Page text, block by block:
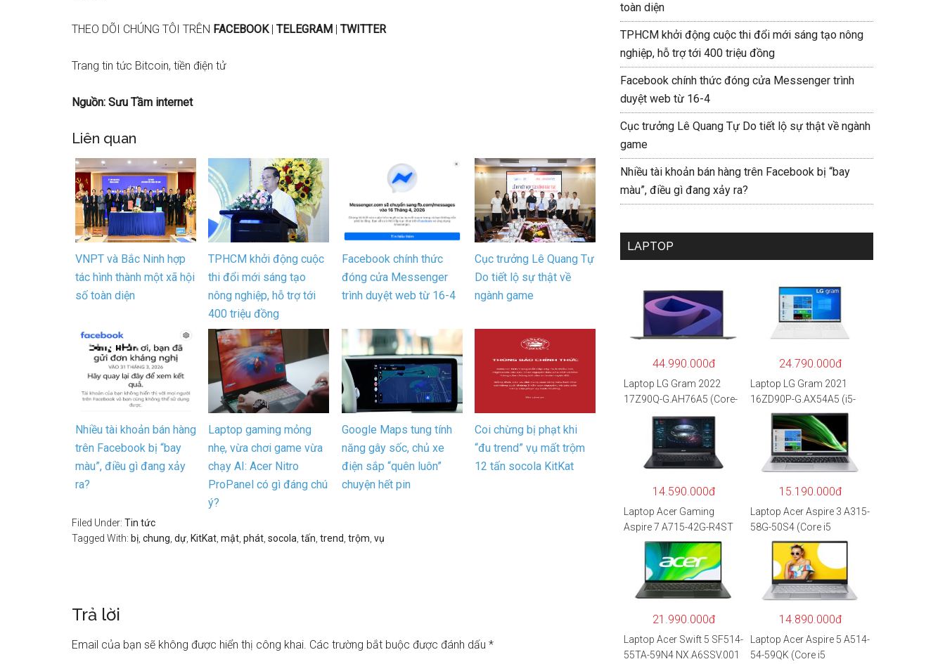
THEO DÕI CHÚNG TÔI TRÊN FACEBOOK| TELEGRAM | TWITTER
Trang tin tức Bitcoin, tiền điện tử
Nguồn: Sưu Tầm internet
Liên quan
VNPT và Bắc Ninh hợp
tác hình thành một xã hội
số toàn diện
TPHCM khởi động cuộc
thi đổi mới sáng tạo
nông nghiệp, hỗ trợ tới
400 triệu đồng
Facebook chính thức
đóng cửa Messenger
trình duyệt web từ 16-4
Cục trưởng Lê Quang Tự
Do tiết lộ sự thật về
ngành game
Nhiều tài khoản bán hàng
trên Facebook bị “bay
màu”, điều gì đang xảy
ra?
Laptop gaming mỏng
nhẹ, vừa chơi game vừa
chạy AI: Acer Nitro
ProPanel có gì đáng chú
ý?
Google Maps tung tính
năng gây sốc, chủ xe
điện sắp “quên luôn”
chuyện hết pin
Coi chừng bị phạt khi
“đu trend” vụ mất trộm
12 tấn socola KitKat
Filed Under: Tin tức
Tagged With: bị chung dự KitKat mật phát socola tấn trend trộm vụ
Trả lời
Email của bạn sẽ không được hiển thị công khai. Các trường bắt buộc được đánh dấu *
toàn diện
TPHCM khởi động cuộc thi đổi mới sáng tạo nông
nghiệp, hỗ trợ tới 400 triệu đồng
Facebook chính thức đóng cửa Messenger trình
duyệt web từ 16-4
Cục trưởng Lê Quang Tự Do tiết lộ sự thật về ngành
game
Nhiều tài khoản bán hàng trên Facebook bị “bay
màu”, điều gì đang xảy ra?
LAPTOP
44.990.000đ
Laptop LG Gram 2022
17Z90Q-G.AH76A5 (Core-
1260P/16GB/512GB/17″
WQXGA/Win 11/Xám)
24.790.000đ
Laptop LG Gram 2021
16ZD90P-G.AX54A5 (i5-
1135G7/8GB RAM/512GB
SSD/16″WQXGA/Dos/Trắ
14.590.000đ
Laptop Acer Gaming
Aspire 7 A715-42G-R4ST
NH.QAYSV.004 (R5
5500U/8GB RAM/256GB
SSD/15.6″FHD
IPS/GTX1650 4GB/Win10)
15.190.000đ
Laptop Acer Aspire 3 A315-
58G-50S4 (Core i5
1135G7/8GB
RAM/512GB/15.6″FHD/M
X350 2GB/Win 10/Bạc)
21.990.000đ
Laptop Acer Swift 5 SF514-
55TA-59N4 NX.A6SSV.001
14.890.000đ
Laptop Acer Aspire 5 A514-
54-59QK (Core i5